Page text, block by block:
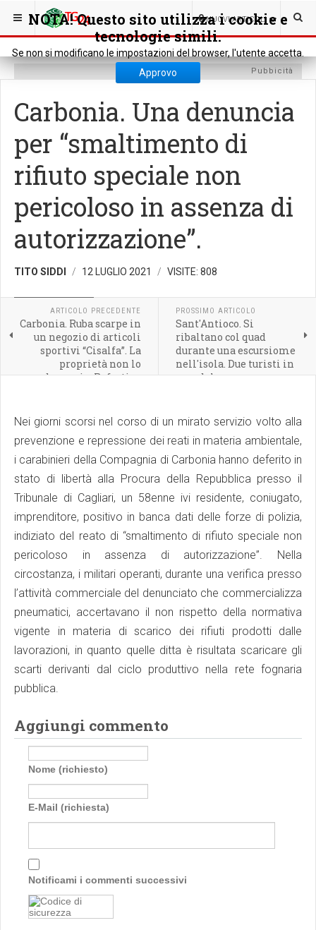
NOTA! Questo sito utilizza i cookie e
tecnologie simili.
Se non si modificano le impostazioni del browser, l'utente accetta.
Approvo
0 NUOVI ARTICOLI
SEI QUI: CRONACA CRONACA LOCALE
Pubbicità
Carbonia. Una denuncia
per “smaltimento di
rifiuto speciale non
pericoloso in assenza di
autorizzazione”.
TITO SIDDI 12 LUGLIO 2021 VISITE: 808
ARTICOLO PRECEDENTE
Carbonia. Ruba scarpe in
un negozio di articoli
sportivi “Cisalfa”. La
proprietà non lo
denuncia. Refurtiva
PROSSIMO ARTICOLO
Sant'Antioco. Si
ribaltano col quad
durante una escursiome
nell'isola. Due turisti in
ospedale
Nei giorni scorsi nel corso di un mirato servizio volto alla
prevenzione e repressione dei reati in materia ambientale,
i carabinieri della Compagnia di Carbonia hanno deferito in
stato di libertà alla Procura della Repubblica presso il
Tribunale di Cagliari, un 58enne ivi residente, coniugato,
imprenditore, positivo in banca dati delle forze di polizia,
indiziato del reato di “smaltimento di rifiuto speciale non
pericoloso in assenza di autorizzazione”. Nella
circostanza, i militari operanti, durante una verifica presso
l’attività commerciale del denunciato che commercializza
pneumatici, accertavano il non rispetto della normativa
vigente in materia di scarico dei rifiuti prodotti dalle
lavorazioni, in quanto quelle ditta è risultata scaricare gli
scarti derivanti dal ciclo produttivo nella rete fognaria
pubblica.
Aggiungi commento
Nome (richiesto)
E-Mail (richiesta)
Notificami i commenti successivi